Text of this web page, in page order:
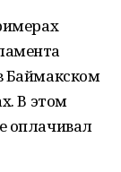
Баймакском
В этом
оплачивал